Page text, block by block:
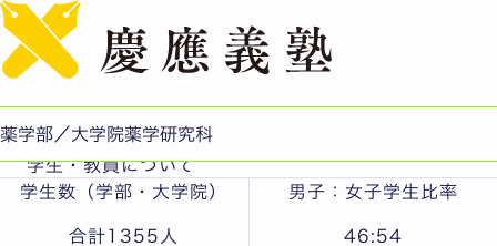
薬学部／大学院薬学研究科
数字で見る慶應薬学
学生・教員について
学生数（学部・大学院）
合計1355 人
男子：女子学生比率
46:54